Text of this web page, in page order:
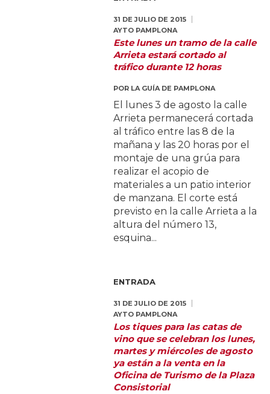
31 DE JULIO DE 2015
AYTO PAMPLONA
Este lunes un tramo de la calle
Arrieta estará cortado al
tráfico durante 12 horas
POR LA GUÍA DE PAMPLONA
El lunes 3 de agosto la calle
Arrieta permanecerá cortada
al tráfico entre las 8 de la
mañana y las 20 horas por el
montaje de una grúa para
realizar el acopio de
materiales a un patio interior
de manzana. El corte está
previsto en la calle Arrieta a la
altura del número 13,
esquina...
ENTRADA
31 DE JULIO DE 2015
AYTO PAMPLONA
Los tiques para las catas de
vino que se celebran los lunes,
martes y miércoles de agosto
ya están a la venta en la
Oficina de Turismo de la Plaza
Consistorial